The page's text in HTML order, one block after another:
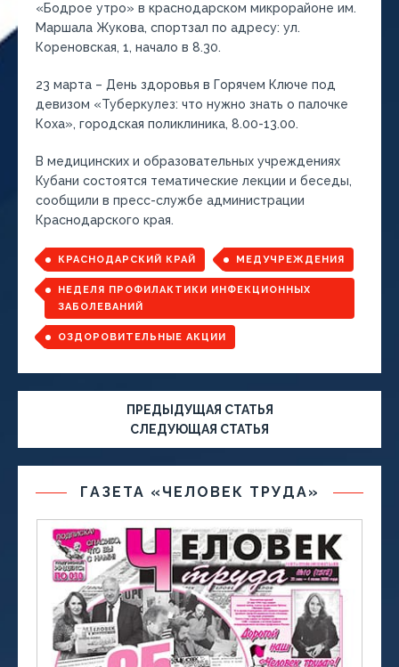
«Бодрое утро» в краснодарском микрорайоне им.
Маршала Жукова, спортзал по адресу: ул.
Кореновская, 1, начало в 8.30.
23 марта – День здоровья в Горячем Ключе под
девизом «Туберкулез: что нужно знать о палочке
Коха», городская поликлиника, 8.00-13.00.
В медицинских и образовательных учреждениях
Кубани состоятся тематические лекции и беседы,
сообщили в пресс-службе администрации
Краснодарского края.
КРАСНОДАРСКИЙ КРАЙ МЕДУЧРЕЖДЕНИЯ
НЕДЕЛЯ ПРОФИЛАКТИКИ ИНФЕКЦИОННЫХ
ЗАБОЛЕВАНИЙ
ОЗДОРОВИТЕЛЬНЫЕ АКЦИИ
ПРЕДЫДУЩАЯ СТАТЬЯ
СЛЕДУЮЩАЯ СТАТЬЯ
ГАЗЕТА «ЧЕЛОВЕК ТРУДА»